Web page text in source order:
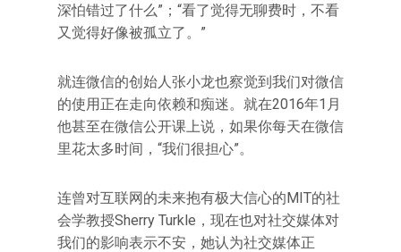
深怕错过了什么”；“看了觉得无聊费时，不看
又觉得好像被孤立了。”
就连微信的创始人张小龙也察觉到我们对微信
的使用正在走向依赖和痴迷。就在2016年1月
他甚至在微信公开课上说，如果你每天在微信
里花太多时间，“我们很担心”。
连曾对互联网的未来抱有极大信心的MIT的社
会学教授Sherry Turkle，现在也对社交媒体对
我们的影响表示不安，她认为社交媒体正